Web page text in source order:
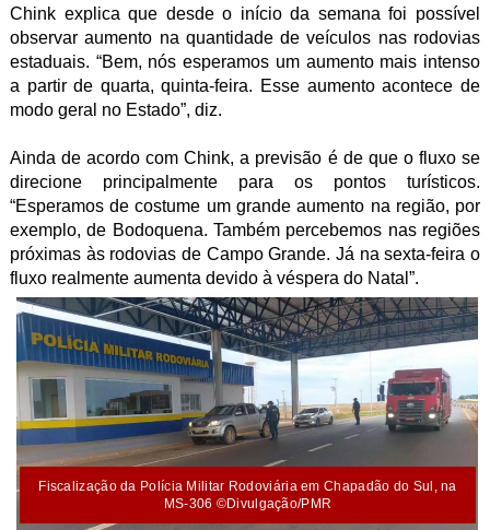
Chink explica que desde o início da semana foi possível
observar aumento na quantidade de veículos nas rodovias
estaduais. “Bem, nós esperamos um aumento mais intenso
a partir de quarta, quinta-feira. Esse aumento acontece de
modo geral no Estado”, diz.
Ainda de acordo com Chink, a previsão é de que o fluxo se
direcione principalmente para os pontos turísticos.
“Esperamos de costume um grande aumento na região, por
exemplo, de Bodoquena. Também percebemos nas regiões
próximas às rodovias de Campo Grande. Já na sexta-feira o
fluxo realmente aumenta devido à véspera do Natal”.
Fiscalização da Polícia Militar Rodoviária em Chapadão do Sul, na
MS-306 ©Divulgação/PMR